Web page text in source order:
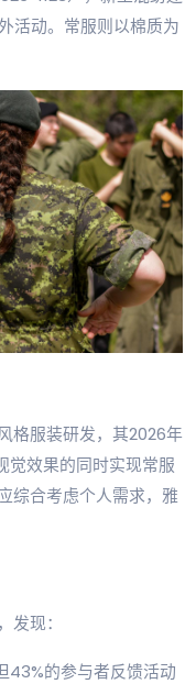
活动。常服则以棉质为
格服装研发，其2026年
觉效果的同时实现常服
综合考虑个人需求，雅
现：
43%的参与者反馈活动